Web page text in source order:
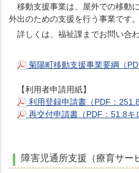
移動支援事業は、屋外での移動
外出のための支援を行う事業です。
詳しくは、福祉課までお問い合わ
菊陽町移動支援事業要綱（
【利用者申請用紙】
利用登録申請書（PDF：
再交付申請書（PDF：51.8
障害児通所支援（療育サー